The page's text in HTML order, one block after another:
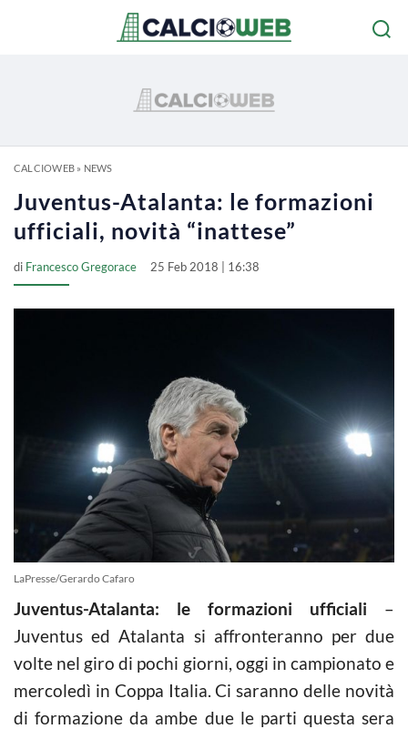
CALCIOWEB» NEWS
Juventus-Atalanta: le formazioni
ufficiali, novità “inattese”
di Francesco Gregorace 25 Feb 2018 | 16:38
LaPresse/Gerardo Cafaro
Juventus-Atalanta: le formazioni ufficiali –
Juventus ed Atalanta si affronteranno per due
volte nel giro di pochi giorni, oggi in campionato e
mercoledì in Coppa Italia. Ci saranno delle novità
di formazione da ambe due le parti questa sera